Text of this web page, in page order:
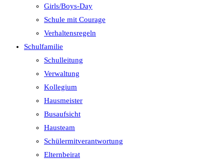
Girls/Boys-Day
Schule mit Courage
Verhaltensregeln
Schulfamilie
Schulleitung
Verwaltung
Kollegium
Hausmeister
Busaufsicht
Hausteam
Schülermitverantwortung
Elternbeirat